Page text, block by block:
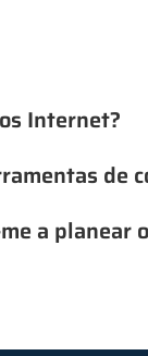
Internet?
de
a planear